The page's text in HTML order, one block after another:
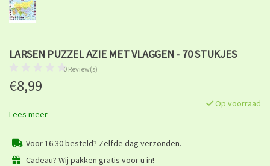
LARSEN PUZZEL AZIE MET VLAGGEN - 70 STUKJES
0 Review(s)
€8,99
Op voorraad
Lees meer
Voor 16.30 besteld? Zelfde dag verzonden.
Cadeau? Wij pakken gratis voor u in!